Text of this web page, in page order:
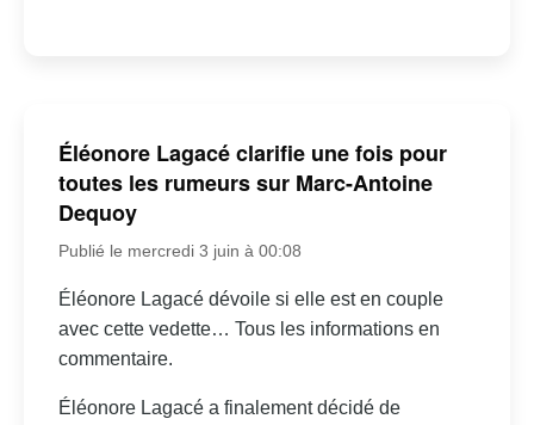
Éléonore Lagacé clarifie une fois pour
toutes les rumeurs sur Marc-Antoine
Dequoy
Publié le mercredi 3 juin à 00:08
Éléonore Lagacé dévoile si elle est en couple
avec cette vedette… Tous les informations en
commentaire.
Éléonore Lagacé a finalement décidé de